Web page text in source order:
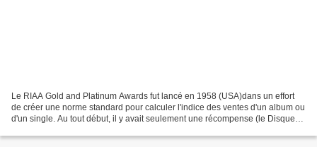
Le RIAA Gold and Platinum Awards fut lancé en 1958 (USA)dans un effort
de créer une norme standard pour calculer l'indice des ventes d'un album ou
d'un single. Au tout début, il y avait seulement une récompense (le Disque